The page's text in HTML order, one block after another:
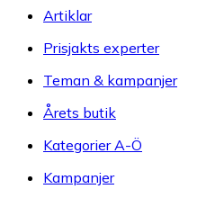
Artiklar
Prisjakts experter
Teman & kampanjer
Årets butik
Kategorier A-Ö
Kampanjer